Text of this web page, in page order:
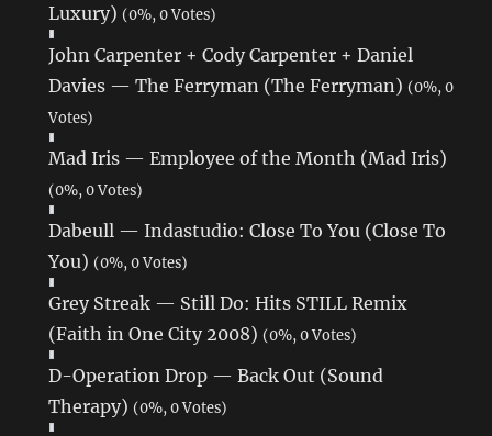
Luxury) (0%, 0 Votes)
John Carpenter + Cody Carpenter + Daniel
Davies — The Ferryman (The Ferryman) (0%, 0
Votes)
Mad Iris — Employee of the Month (Mad Iris)
(0%, 0 Votes)
Dabeull — Indastudio: Close To You (Close To
You) (0%, 0 Votes)
Grey Streak — Still Do: Hits STILL Remix
(Faith in One City 2008) (0%, 0 Votes)
D-Operation Drop — Back Out (Sound
Therapy) (0%, 0 Votes)